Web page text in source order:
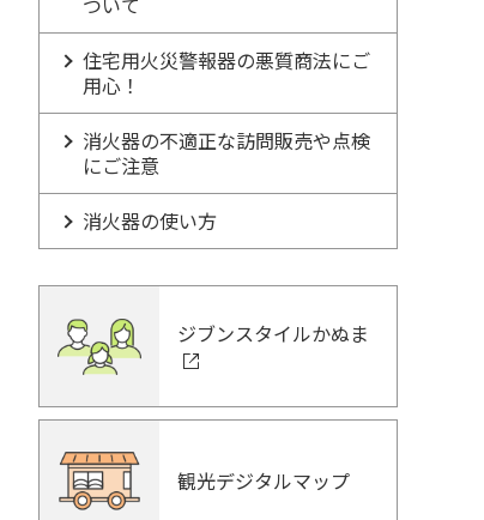
住宅用火災警報器の悪質商法にご
用心！
消火器の不適正な訪問販売や点検
にご注意
消火器の使い方
ジブンスタイルかぬま
観光デジタルマップ